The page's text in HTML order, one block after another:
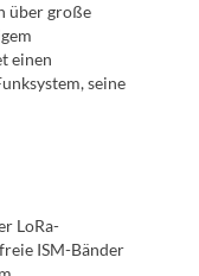
über große
einen
seine
LoRa-
ISM-Bänder